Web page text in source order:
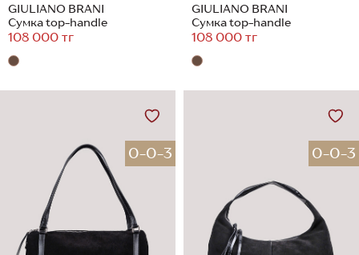
GIULIANO BRANI
Сумка top-handle
108 000 тг
GIULIANO BRANI
Сумка top-handle
108 000 тг
0-0-3 0-0-3